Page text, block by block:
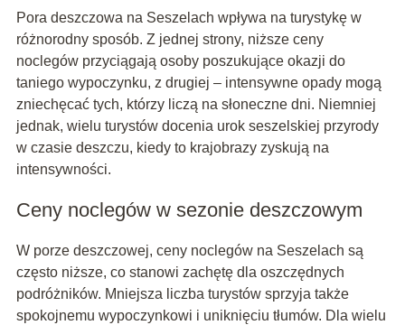
Pora deszczowa na Seszelach wpływa na turystykę w
różnorodny sposób. Z jednej strony, niższe ceny
noclegów przyciągają osoby poszukujące okazji do
taniego wypoczynku, z drugiej – intensywne opady mogą
zniechęcać tych, którzy liczą na słoneczne dni. Niemniej
jednak, wielu turystów docenia urok seszelskiej przyrody
w czasie deszczu, kiedy to krajobrazy zyskują na
intensywności.
Ceny noclegów w sezonie deszczowym
W porze deszczowej, ceny noclegów na Seszelach są
często niższe, co stanowi zachętę dla oszczędnych
podróżników. Mniejsza liczba turystów sprzyja także
spokojnemu wypoczynkowi i uniknięciu tłumów. Dla wielu